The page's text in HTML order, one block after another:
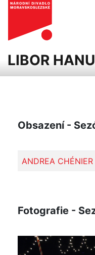
LIBOR
Obsazení -
ANDREA CHÉNIER
Fotografie -